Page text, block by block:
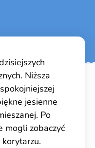
Niższa
jesienne
Po
mogli zobaczyć